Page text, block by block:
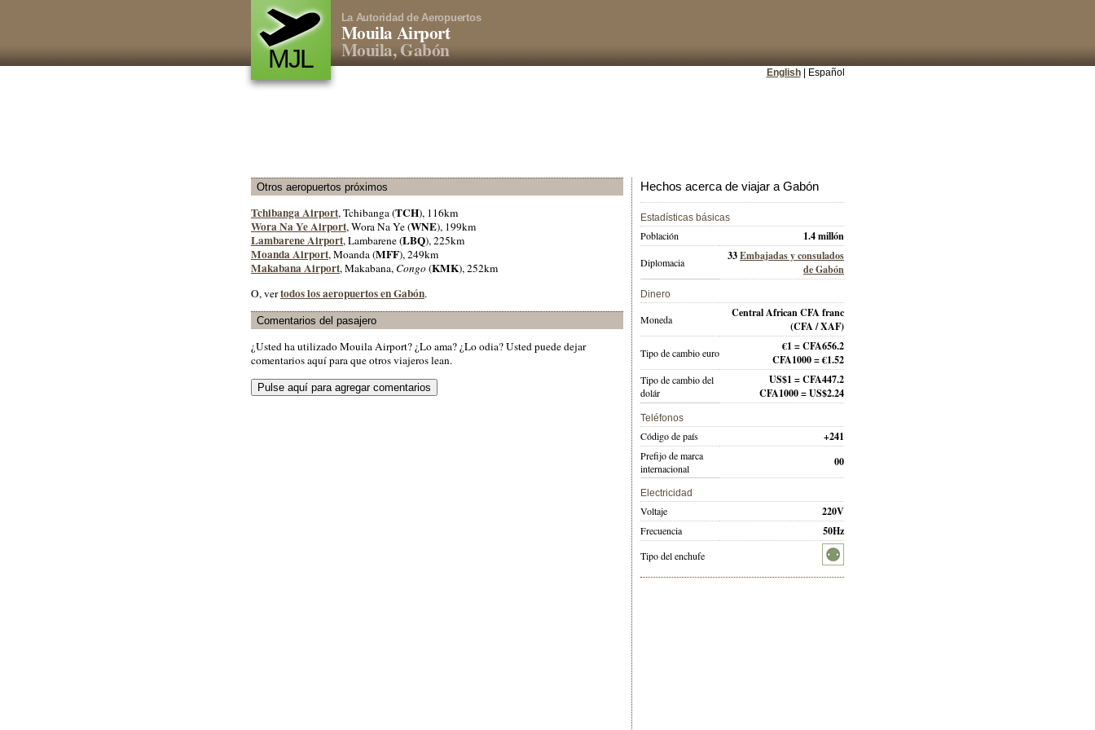
MJL
La Autoridad de Aeropuertos
Mouila Airport
Mouila, Gabón
English| Español
Otros aeropuertos próximos
Tchibanga Airport, Tchibanga (TCH), 116km
Wora Na Ye Airport, Wora Na Ye (WNE), 199km
Lambarene Airport, Lambarene (LBQ), 225km
Moanda Airport, Moanda (MFF), 249km
Makabana Airport, Makabana, Congo(KMK), 252km
O, vertodos los aeropuertos en Gabón.
Comentarios del pasajero
¿Usted ha utilizado Mouila Airport? ¿Lo ama? ¿Lo odia? Usted puede dejar
comentarios aquí para que otros viajeros lean.
Hechos acerca de viajar a Gabón
Estadísticas básicas
Población 1.4 millón
Diplomacia 33Embajadas y consulados
de Gabón
Dinero
Moneda
Central African CFA franc
(CFA / XAF)
Tipo de cambio euro
€1 = CFA656.2
CFA1000 = €1.52
Tipo de cambio del
dolár
US$1 = CFA447.2
CFA1000 = US$2.24
Teléfonos
Código de país +241
Prefijo de marca
internacional
00
Electricidad
Voltaje 220V
Frecuencia 50Hz
Tipo del enchufe